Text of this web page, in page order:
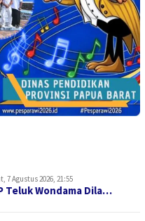
7 Agustus 2026, 21:55
Teluk Wondama Dila…